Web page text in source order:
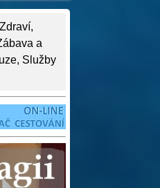
Zdraví,
a
, Služby